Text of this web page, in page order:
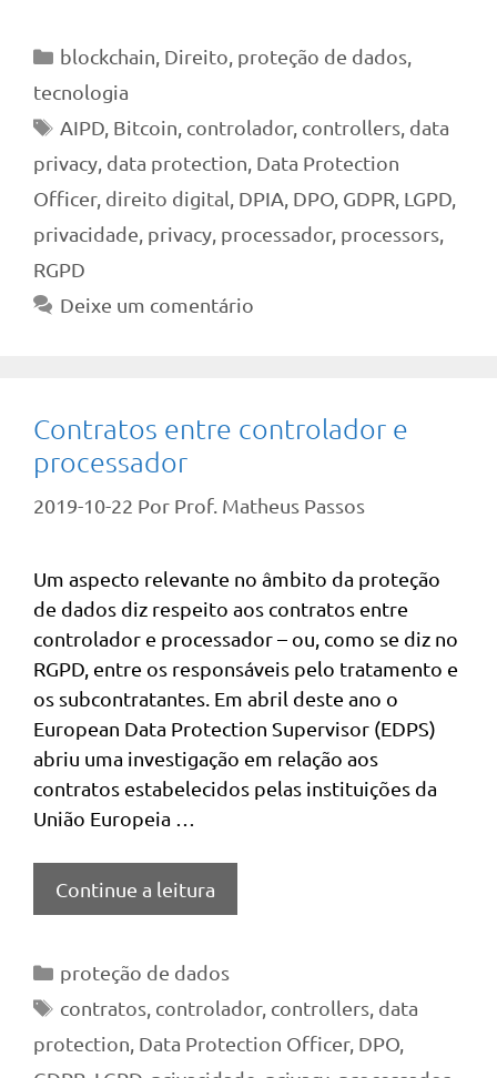
Categorias
blockchain, Direito, proteção de dados,
tecnologia
Tags
AIPD, Bitcoin, controlador, controllers, data
privacy, data protection, Data Protection
Officer, direito digital, DPIA, DPO, GDPR, LGPD,
privacidade, privacy, processador, processors,
RGPD
Deixe um comentário
Contratos entre controlador e
processador
2019-10-22 Por Prof. Matheus Passos
Um aspecto relevante no âmbito da proteção
de dados diz respeito aos contratos entre
controlador e processador – ou, como se diz no
RGPD, entre os responsáveis pelo tratamento e
os subcontratantes. Em abril deste ano o
European Data Protection Supervisor (EDPS)
abriu uma investigação em relação aos
contratos estabelecidos pelas instituições da
União Europeia …
Continue a leitura
Categorias
proteção de dados
Tags
contratos, controlador, controllers, data
protection, Data Protection Officer, DPO,